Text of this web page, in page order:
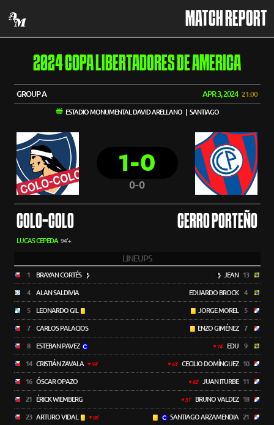
MATCH REPORT
2024 COPA LIBERTADORES DE AMERICA
GROUP A APR 3, 2024 21:00
ESTADIO MONUMENTAL DAVID ARELLANO | SANTIAGO
1-0
0-0
COLO-COLO CERRO PORTEÑO
LUCAS CEPEDA 94'+
LINEUPS
1 BRAYAN CORTÉS
4 ALAN SALDIVIA
5 LEONARDO GIL
7 CARLOS PALACIOS
8 ESTEBAN PAVEZ
14 CRISTIÁN ZAVALA 59'
16 ÓSCAR OPAZO
21 ÉRICK WIEMBERG
23 ARTURO VIDAL 85'
JEAN 13
EDUARDO BROCK 4
JORGE MOREL 5
ENZO GIMÉNEZ 7
74' EDU 9
63' CECILIO DOMÍNGUEZ 10
62' JUAN ITURBE 11
31' BRUNO VALDEZ 18
SANTIAGO ARZAMENDIA 21